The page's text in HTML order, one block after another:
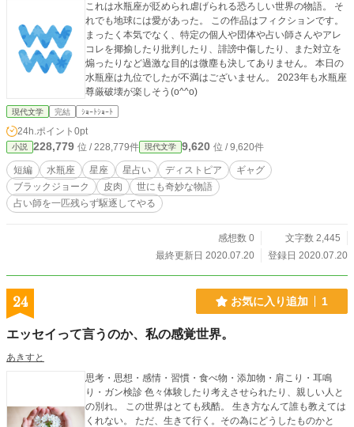
これは水瓶座が貶められ虐げられる恐ろしい世界の物語。 そ
れでも地球には愛があった。 この作品はフィクションです。
まったく本気でなく、特定の個人や団体や占い師さんやアレ
コレを揶揄したり批判したり、誹謗中傷したり、また対立を
煽ったりなど過激な目的は微塵も決してありません。 本日の
水瓶座は九位でしたが不満はございません。 2023年も水瓶座
尊厳破壊が楽しそう(o^^o)
現代文学 完結 ｼｮｰﾄｼｮｰﾄ
24h.ポイント 0pt
小説 228,779 位 / 228,779件 現代文学 9,620 位 / 9,620件
短編 水瓶座 星座 星占い ディストピア
ギャグ
ブラックジョーク
皮肉
世にも奇妙な物語
占い師を一匹残らず駆逐してやる
感想数 0
文字数 2,445
最終更新日 2020.07.20
登録日 2020.07.20
24 お気に入り追加 1
エッセイって言うのか、私の感覚世界。
あきすと
思考・思想・感情・習慣・食べ物・添加物・肩こり・耳鳴
り・ガン検診 色々体験したり考えさせられたり、親しい人と
の別れ。 この世界はとても残酷。 生き方なんて誰も教えては
くれない。 ただ、生きて行く。その為にどうしたものかと